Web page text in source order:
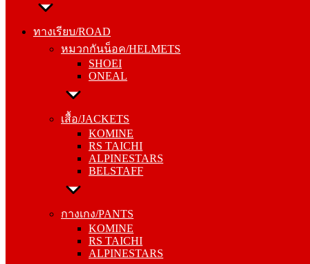
ทางเรียบ/ROAD
หมวกกันน็อค/HELMETS
SHOEI
ONEAL
เสื้อ/JACKETS
KOMINE
RS TAICHI
ALPINESTARS
BELSTAFF
กางเกง/PANTS
KOMINE
RS TAICHI
ALPINESTARS
ทางเรียบ/ROAD
หมวกกันน็อค/HELMETS
SHOEI
ONEAL
เสื้อ/JACKETS
RS TAICHI
ALPINESTARS
BELSTAFF
กางเกง/PANTS
RS TAICHI
ALPINESTARS